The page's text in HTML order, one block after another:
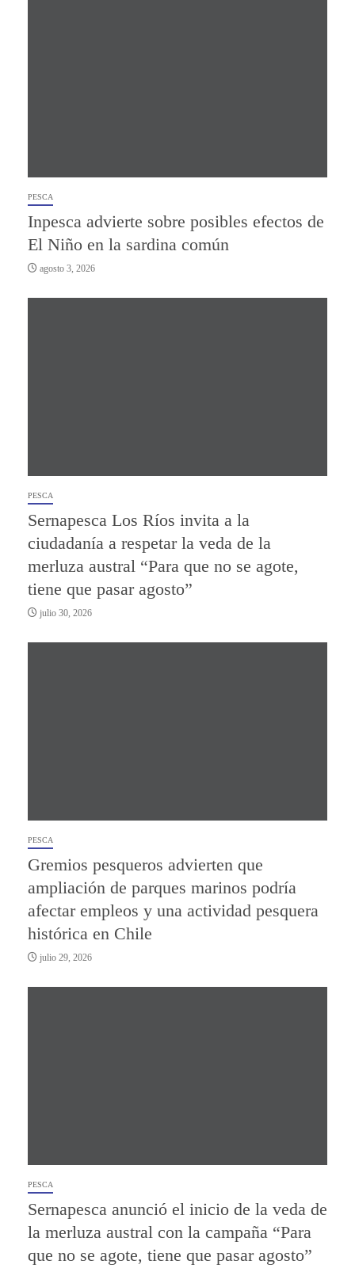
PESCA
Inpesca advierte sobre posibles efectos de
El Niño en la sardina común
agosto 3, 2026
PESCA
Sernapesca Los Ríos invita a la
ciudadanía a respetar la veda de la
merluza austral “Para que no se agote,
tiene que pasar agosto”
julio 30, 2026
PESCA
Gremios pesqueros advierten que
ampliación de parques marinos podría
afectar empleos y una actividad pesquera
histórica en Chile
julio 29, 2026
PESCA
Sernapesca anunció el inicio de la veda de
la merluza austral con la campaña “Para
que no se agote, tiene que pasar agosto”